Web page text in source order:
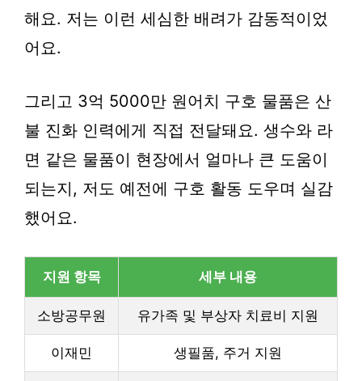
해요. 저는 이런 세심한 배려가 감동적이었
어요.
그리고 3억 5000만 원어치 구호 물품은 산
불 진화 인력에게 직접 전달돼요. 생수와 라
면 같은 물품이 현장에서 얼마나 큰 도움이
되는지, 저도 예전에 구호 활동 도우며 실감
했어요.
지원 항목 세부 내용
소방공무원 유가족 및 부상자 치료비 지원
이재민 생필품, 주거 지원